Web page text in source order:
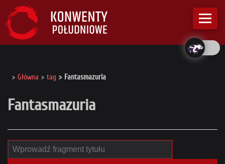
Główna tag Fantasmazuria
Fantasmazuria